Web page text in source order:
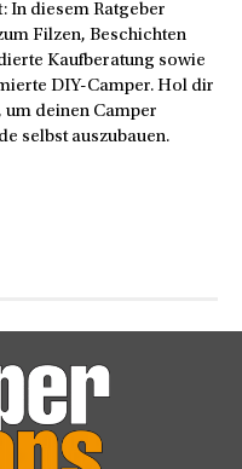
In diesem Ratgeber
Filzen, Beschichten
Kaufberatung sowie
DIY-Camper. Hol dir
um deinen Camper
selbst auszubauen.